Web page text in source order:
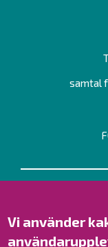
Vi använder
samtal